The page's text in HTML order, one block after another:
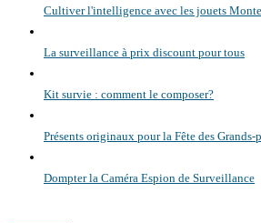
Cultiver l'intelligence avec les jouets
La surveillance à prix discount pour tous
Kit survie : comment le composer?
Présents originaux pour la Fête des Grands-
Dompter la Caméra Espion de Surveillance